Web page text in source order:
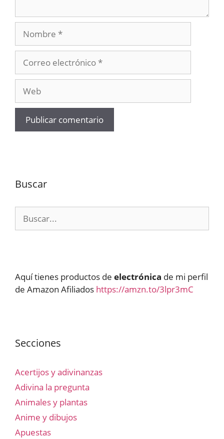
Nombre
electrónico
Buscar
Aquí tienes productos de electrónica de mi perfil
de Amazon Afiliados https://amzn.to/3lpr3mC
Secciones
Acertijos y adivinanzas
Adivina la pregunta
Animales y plantas
Anime y dibujos
Apuestas